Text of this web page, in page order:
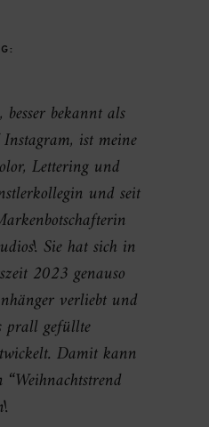
bekannt als
ist meine
Lettering und
und seit
Sie hat sich in
2023 genauso
verliebt und
prall gefüllte
Damit kann